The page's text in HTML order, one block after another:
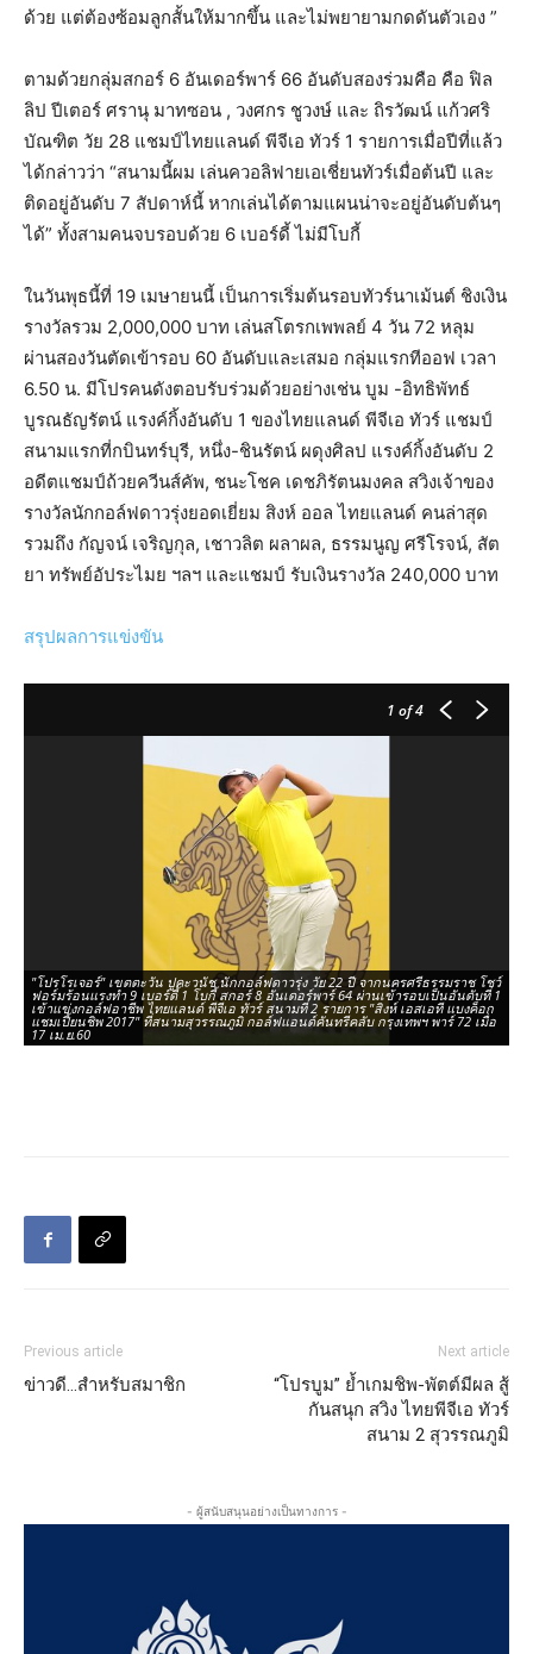
ด้วย แต่ต้องซ้อมลูกสั้นให้มากขึ้น และไม่พยายามกดดันตัวเอง ”
ตามด้วยกลุ่มสกอร์ 6 อันเดอร์พาร์ 66 อันดับสองร่วมคือ คือ ฟิล
ลิป ปีเตอร์ ศรานุ มาทซอน , วงศกร ชูวงษ์ และ ถิรวัฒน์ แก้วศริ
บัณฑิต วัย 28 แชมป์ไทยแลนด์ พีจีเอ ทัวร์ 1 รายการเมื่อปีที่แล้ว
ได้กล่าวว่า “สนามนี้ผม เล่นควอลิฟายเอเชี่ยนทัวร์เมื่อต้นปี และ
ติดอยู่อันดับ 7 สัปดาห์นี้ หากเล่นได้ตามแผนน่าจะอยู่อันดับต้นๆ
ได้” ทั้งสามคนจบรอบด้วย 6 เบอร์ดี้ ไม่มีโบกี้
ในวันพุธนี้ที่ 19 เมษายนนี้ เป็นการเริ่มต้นรอบทัวร์นาเม้นต์ ชิงเงิน
รางวัลรวม 2,000,000 บาท เล่นสโตรกเพพลย์ 4 วัน 72 หลุม
ผ่านสองวันตัดเข้ารอบ 60 อันดับและเสมอ กลุ่มแรกทีออฟ เวลา
6.50 น. มีโปรคนดังตอบรับร่วมด้วยอย่างเช่น บูม -อิทธิพัทธ์
บูรณธัญรัตน์ แรงค์กิ้งอันดับ 1 ของไทยแลนด์ พีจีเอ ทัวร์ แชมป์
สนามแรกที่กบินทร์บุรี, หนึ่ง-ชินรัตน์ ผดุงศิลป แรงค์กิ้งอันดับ 2
อดีตแชมป์ถ้วยควีนส์คัพ, ชนะโชค เดชภิรัตนมงคล สวิงเจ้าของ
รางวัลนักกอล์ฟดาวรุ่งยอดเยี่ยม สิงห์ ออล ไทยแลนด์ คนล่าสุด
รวมถึง กัญจน์ เจริญกุล, เชาวลิต ผลาผล, ธรรมนูญ ศรีโรจน์, สัต
ยา ทรัพย์อัประไมย ฯลฯ และแชมป์ รับเงินรางวัล 240,000 บาท
สรุปผลการแข่งขัน
1 of 4
"โปรโรเจอร์" เขตตะวัน ปูคะวนัช นักกอล์ฟดาวรุ่ง วัย 22 ปี จากนครศรีธรรมราช โชว์
ฟอร์มร้อนแรงทำ 9 เบอร์ดี้ 1 โบกี้ สกอร์ 8 อันเดอร์พาร์ 64 ผ่านเข้ารอบเป็นอันดับที่ 1
เข้าแข่งกอล์ฟอาชีพ ไทยแลนด์ พีจีเอ ทัวร์ สนามที่ 2 รายการ "สิงห์ เอสเอที แบงค็อก
แชมเปี้ยนชิพ 2017" ที่สนามสุวรรณภูมิ กอล์ฟแอนด์คันทรีคลับ กรุงเทพฯ พาร์ 72 เมื่อ
17 เม.ย.60
Previous article
ข่าวดี…สำหรับสมาชิก
Next article
“โปรบูม” ย้ำเกมชิพ-พัตต์มีผล สู้
กันสนุก สวิง ไทยพีจีเอ ทัวร์
สนาม 2 สุวรรณภูมิ
- ผู้สนับสนุนอย่างเป็นทางการ -